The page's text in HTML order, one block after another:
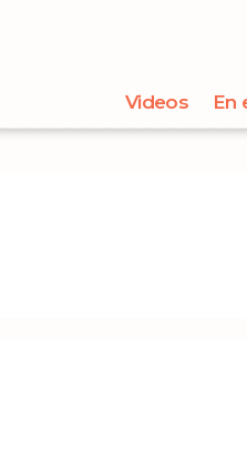
Videos En